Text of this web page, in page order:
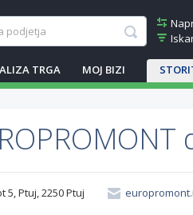
TRGA MOJ BIZI
5, Ptuj, 2250 Ptuj